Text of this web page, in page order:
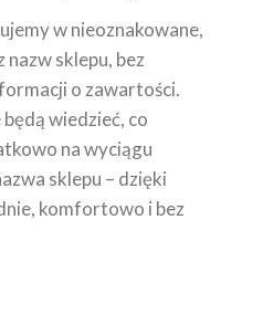
w nieoznakowane,
sklepu, bez
o zawartości.
wiedzieć, co
na wyciągu
sklepu – dzięki
komfortowo i bez